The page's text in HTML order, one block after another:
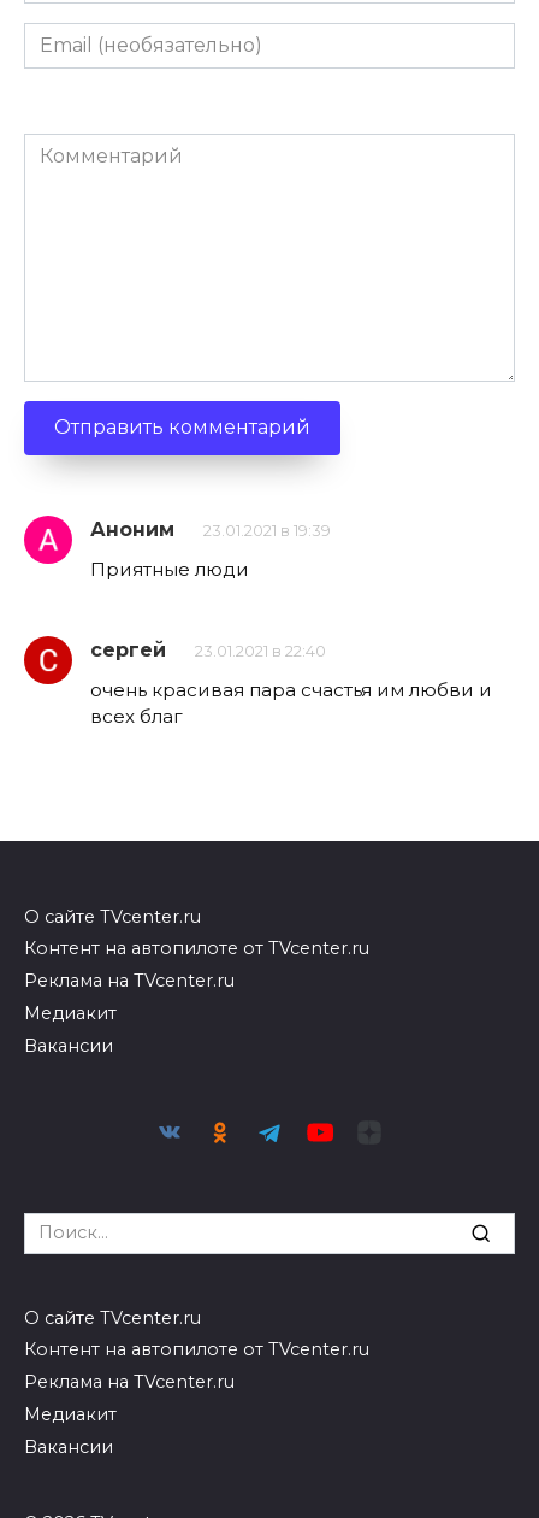
Email
(необязательно)
Комментарий
Аноним 23.01.2021 в 19:39
Приятные люди
сергей 23.01.2021 в 22:40
очень красивая пара счастья им любви и
всех благ
О сайте TVcenter.ru
Контент на автопилоте от TVcenter.ru
Реклама на TVcenter.ru
Медиакит
Вакансии
Search
for:
О сайте TVcenter.ru
Контент на автопилоте от TVcenter.ru
Реклама на TVcenter.ru
Медиакит
Вакансии